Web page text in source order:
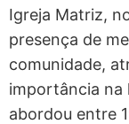
Igreja Matriz,
presença de
comunidade,
importância na
abordou entre